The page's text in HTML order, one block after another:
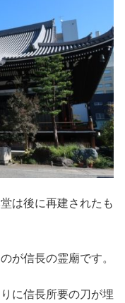
は後に再建されたも
が信長の霊廟です。
に信長所要の刀が埋